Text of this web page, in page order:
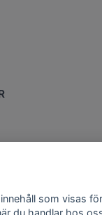
som visas